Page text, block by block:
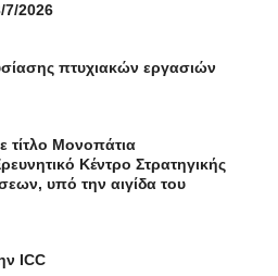
2026
πτυχιακών εργασιών
τίτλο Μονοπάτια
Κέντρο Στρατηγικής
υπό την αιγίδα του
ICC